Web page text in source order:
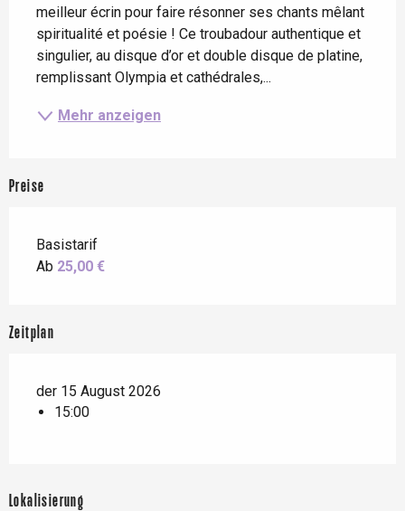
meilleur écrin pour faire résonner ses chants mêlant
spiritualité et poésie ! Ce troubadour authentique et
singulier, au disque d’or et double disque de platine,
remplissant Olympia et cathédrales,...
Mehr anzeigen
Preise
Basistarif
Ab 25,00 €
Zeitplan
der 15 August 2026
15:00
Lokalisierung